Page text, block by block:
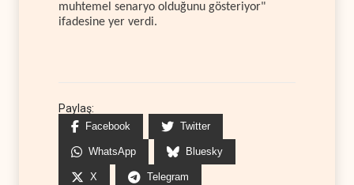
muhtemel senaryo olduğunu gösteriyor"
ifadesine yer verdi.
Paylaş:
Facebook Twitter
WhatsApp Bluesky
X Telegram